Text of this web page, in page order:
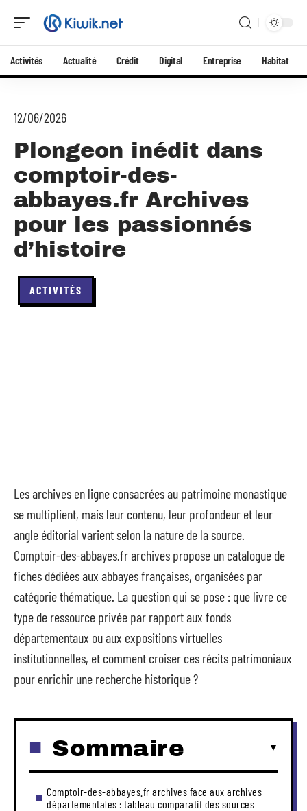
Activités Actualité Crédit Digital Entreprise Habitat
12/06/2026
Plongeon inédit dans
comptoir-des-
abbayes.fr Archives
pour les passionnés
d’histoire
ACTIVITÉS
Les archives en ligne consacrées au patrimoine monastique
se multiplient, mais leur contenu, leur profondeur et leur
angle éditorial varient selon la nature de la source.
Comptoir-des-abbayes.fr archives propose un catalogue de
fiches dédiées aux abbayes françaises, organisées par
catégorie thématique. La question qui se pose : que livre ce
type de ressource privée par rapport aux fonds
départementaux ou aux expositions virtuelles
institutionnelles, et comment croiser ces récits patrimoniaux
pour enrichir une recherche historique ?
Sommaire
Comptoir-des-abbayes.fr archives face aux archives
départementales : tableau comparatif des sources